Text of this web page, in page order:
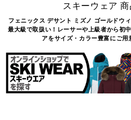
スキーウェア
フェニックス デサント ミズノ ゴールドウ
最大級で取扱い！レーサーや上級者から初
アをサイズ・カラー豊富にご用